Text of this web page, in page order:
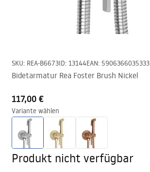
SKU: REA-B6673ID: 13144EAN: 5906366035333
Bidetarmatur Rea Foster Brush Nickel
117,00 €
Variante wählen
Produkt nicht verfügbar